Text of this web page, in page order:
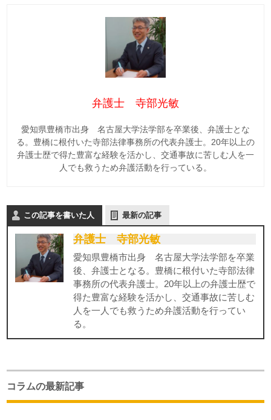
弁護士 寺部光敏
愛知県豊橋市出身 名古屋大学法学部を卒業後、弁護士とな
る。豊橋に根付いた寺部法律事務所の代表弁護士。20年以上の
弁護士歴で得た豊富な経験を活かし、交通事故に苦しむ人を一
人でも救うため弁護活動を行っている。
この記事を書いた人 最新の記事
弁護士 寺部光敏
愛知県豊橋市出身 名古屋大学法学部を卒業
後、弁護士となる。豊橋に根付いた寺部法律
事務所の代表弁護士。20年以上の弁護士歴で
得た豊富な経験を活かし、交通事故に苦しむ
人を一人でも救うため弁護活動を行ってい
る。
コラムの最新記事